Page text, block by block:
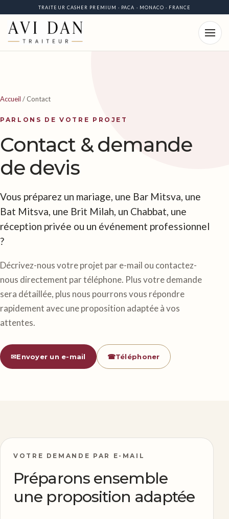
TRAITEUR CASHER PREMIUM · PACA · MONACO · FRANCE
Accueil /Contact
PARLONS DE VOTRE PROJET
Contact & demande
de devis
Vous préparez un mariage, une Bar Mitsva, une
Bat Mitsva, une Brit Milah, un Chabbat, une
réception privée ou un événement professionnel
?
Décrivez-nous votre projet par e-mail ou contactez-
nous directement par téléphone. Plus votre demande
sera détaillée, plus nous pourrons vous répondre
rapidement avec une proposition adaptée à vos
attentes.
✉Envoyer un e-mail ☎Téléphoner
VOTRE DEMANDE PAR E-MAIL
Préparons ensemble
une proposition adaptée